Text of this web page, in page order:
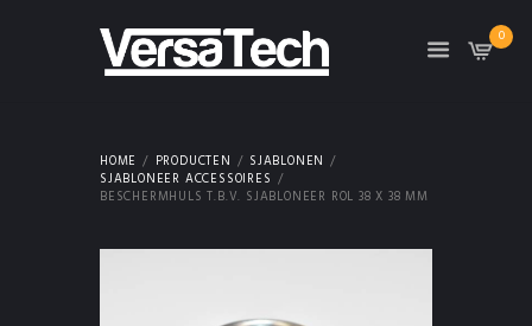
0
HOME PRODUCTEN
SJABLONEN
SJABLONEER ACCESSOIRES
BESCHERMHULS T.B.V. SJABLONEER ROL 38 X 38 MM